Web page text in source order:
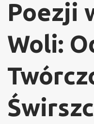
Poezji
Woli: